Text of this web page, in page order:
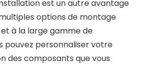
est un autre avantage
options de montage
à la large gamme de
pouvez personnaliser votre
des composants que vous